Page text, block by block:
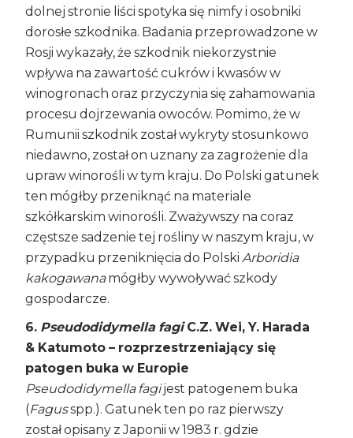
dolnej stronie liści spotyka się nimfy i osobniki
dorosłe szkodnika. Badania przeprowadzone w
Rosji wykazały, że szkodnik niekorzystnie
wpływa na zawartość cukrów i kwasów w
winogronach oraz przyczynia się zahamowania
procesu dojrzewania owoców. Pomimo, że w
Rumunii szkodnik został wykryty stosunkowo
niedawno, został on uznany za zagrożenie dla
upraw winorośli w tym kraju. Do Polski gatunek
ten mógłby przeniknąć na materiale
szkółkarskim winorośli. Zważywszy na coraz
częstsze sadzenie tej rośliny w naszym kraju, w
przypadku przeniknięcia do PolskiArboridia
kakogawanamógłby wywoływać szkody
gospodarcze.
6. Pseudodidymella fagiC.Z. Wei, Y. Harada
& Katumoto – rozprzestrzeniający się
patogen buka w Europie
Pseudodidymella fagijest patogenem buka
(Fagusspp.). Gatunek ten po raz pierwszy
został opisany z Japonii w 1983 r. gdzie